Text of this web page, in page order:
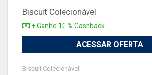
Biscuit Colecionável
+ Ganhe 10 % Cashback
ACESSAR OFERTA
Biscuit Colecionável